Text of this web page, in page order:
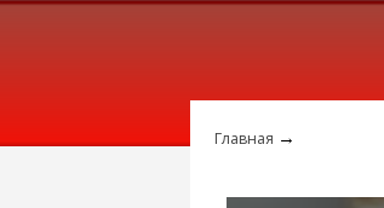
Главная →